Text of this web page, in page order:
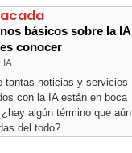
básicos sobre la IA
conocer
IA
tantas noticias y servicios
con la IA están en boca
algún término que aún
del todo?